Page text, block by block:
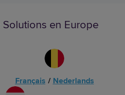
en Europe
Français / Nederlands